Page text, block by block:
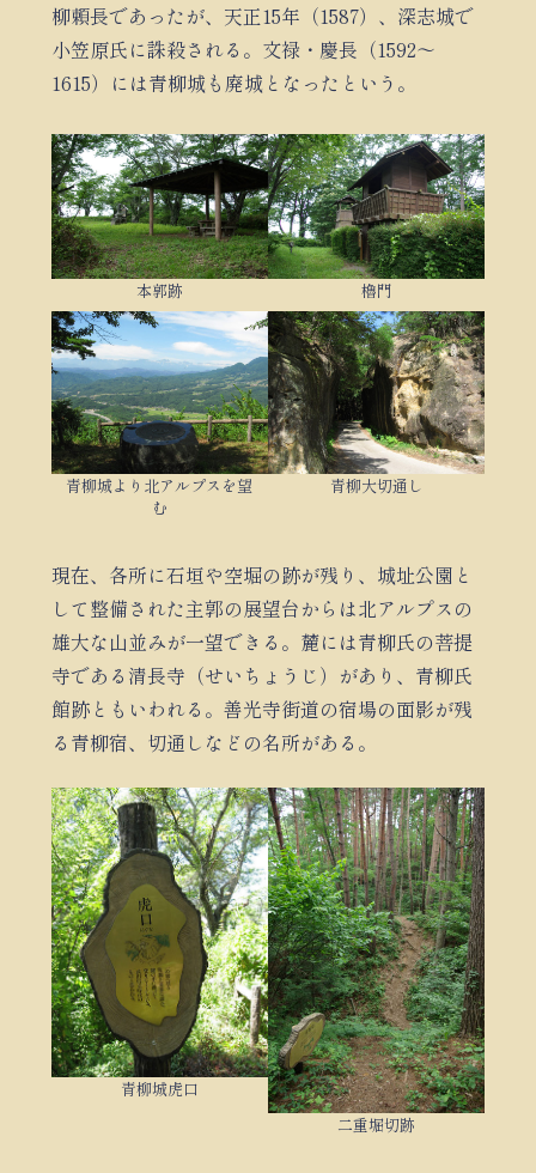
柳頼長であったが、天正15年（1587）、深志城で
小笠原氏に誅殺される。文禄・慶長（1592～
1615）には青柳城も廃城となったという。
本郭跡 櫓門
青柳城より北アルプスを望
む
青柳大切通し
現在、各所に石垣や空堀の跡が残り、城址公園と
して整備された主郭の展望台からは北アルプスの
雄大な山並みが一望できる。麓には青柳氏の菩提
寺である清長寺（せいちょうじ）があり、青柳氏
館跡ともいわれる。善光寺街道の宿場の面影が残
る青柳宿、切通しなどの名所がある。
青柳城虎口
二重堀切跡